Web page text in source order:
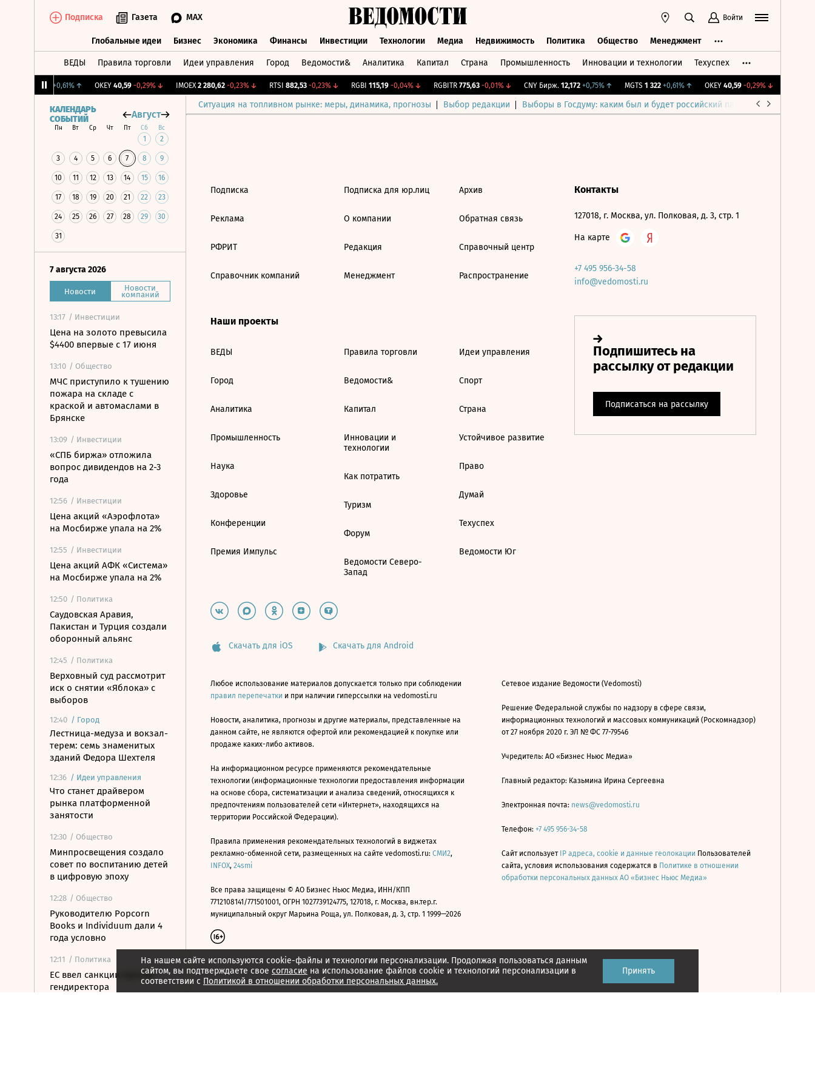
Подписка Газета MAX Войти
Глобальные идеи Бизнес Экономика Финансы Инвестиции Технологии Медиа Недвижимость Политика Общество Менеджмент
ВЕДЫ Правила торговли Идеи управления Город Ведомости& Аналитика Капитал Страна Промышленность Инновации и технологии Техуспех
+0,61%↑ OKEY 40,59 -0,29%↓ IMOEX 2 280,62 -0,23%↓ RTSI 882,53 -0,23%↓ RGBI 115,19 -0,04%↓ RGBITR 775,63 -0,01%↓ CNY Бирж. 12,172 +0,75%↑ MGTS 1 322 +0,61%↑ OKEY 40,59 -0,29%↓
Ситуация на топливном рынке: меры, динамика, прогнозы Выбор редакции Выборы в Госдуму: каким был и будет российский парламент
КАЛЕНДАРЬ
СОБЫТИЙ
Август
Пн Вт Ср Чт Пт Сб Вс
1 2
3 4 5 6 7 8 9
10 11 12 13 14 15 16
17 18 19 20 21 22 23
24 25 26 27 28 29 30
31
7 августа 2026
Новости Новости
компаний
13:17 / Инвестиции
Цена на золото превысила
$4400 впервые с 17 июня
13:10 / Общество
МЧС приступило к тушению
пожара на складе с
краской и автомаслами в
Брянске
13:09 / Инвестиции
«СПБ биржа» отложила
вопрос дивидендов на 2-3
года
12:56 / Инвестиции
Цена акций «Аэрофлота»
на Мосбирже упала на 2%
12:55 / Инвестиции
Цена акций АФК «Система»
на Мосбирже упала на 2%
12:50 / Политика
Саудовская Аравия,
Пакистан и Турция создали
оборонный альянс
12:45 / Политика
Верховный суд рассмотрит
иск о снятии «Яблока» с
выборов
12:40 / Город
Лестница-медуза и вокзал-
терем: семь знаменитых
зданий Федора Шехтеля
12:36 / Идеи управления
Что станет драйвером
рынка платформенной
занятости
12:30 / Общество
Минпросвещения создало
совет по воспитанию детей
в цифровую эпоху
12:28 / Общество
Руководителю Popcorn
Books и Individuum дали 4
года условно
12:11 / Политика
ЕС ввел санкции против
гендиректора
На нашем сайте используются cookie-файлы и технологии персонализации. Продолжая пользоваться данным
сайтом, вы подтверждаете свое согласие на использование файлов cookie и технологий персонализации в
соответствии с Политикой в отношении обработки персональных данных.
Принять
Подписка
Реклама
РФРИТ
Справочник компаний
Подписка для юр.лиц
О компании
Редакция
Менеджмент
Архив
Обратная связь
Справочный центр
Распространение
Наши проекты
ВЕДЫ
Город
Аналитика
Промышленность
Наука
Здоровье
Конференции
Премия Импульс
Правила торговли
Ведомости&
Капитал
Инновации и
технологии
Как потратить
Туризм
Форум
Ведомости Северо-
Запад
Идеи управления
Спорт
Страна
Устойчивое развитие
Право
Думай
Техуспех
Ведомости Юг
Контакты
127018, г. Москва, ул. Полковая, д. 3, стр. 1
На карте
+7 495 956-34-58
info@vedomosti.ru
Скачать для iOS Скачать для Android
Любое использование материалов допускается только при соблюдении
правил перепечатки и при наличии гиперссылки на vedomosti.ru
Новости, аналитика, прогнозы и другие материалы, представленные на
данном сайте, не являются офертой или рекомендацией к покупке или
продаже каких-либо активов.
На информационном ресурсе применяются рекомендательные
технологии (информационные технологии предоставления информации
на основе сбора, систематизации и анализа сведений, относящихся к
предпочтениям пользователей сети «Интернет», находящихся на
территории Российской Федерации).
Правила применения рекомендательных технологий в виджетах
рекламно-обменной сети, размещенных на сайте vedomosti.ru: СМИ2,
INFOX, 24smi
Все права защищены © АО Бизнес Ньюс Медиа, ИНН/КПП
7712108141/771501001, ОГРН 1027739124775, 127018, г. Москва, вн.тер.г.
муниципальный округ Марьина Роща, ул. Полковая, д. 3, стр. 1 1999—2026
Сетевое издание Ведомости (Vedomosti)
Решение Федеральной службы по надзору в сфере связи,
информационных технологий и массовых коммуникаций (Роскомнадзор)
от 27 ноября 2020 г. ЭЛ № ФС 77-79546
Учредитель: АО «Бизнес Ньюс Медиа»
Главный редактор: Казьмина Ирина Сергеевна
Электронная почта: news@vedomosti.ru
Телефон: +7 495 956-34-58
Сайт использует IP адреса, cookie и данные геолокации Пользователей
сайта, условия использования содержатся в Политике в отношении
обработки персональных данных АО «Бизнес Ньюс Медиа»